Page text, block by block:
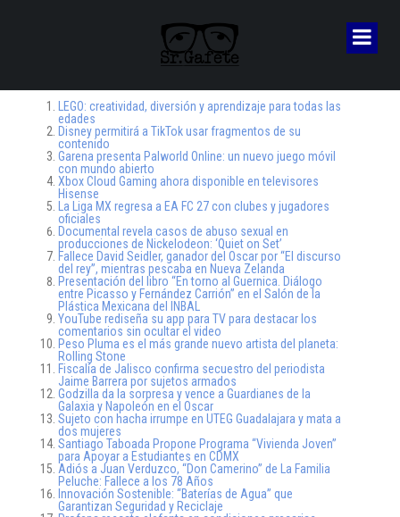
LEGO: creatividad, diversión y aprendizaje para todas las
edades
Disney permitirá a TikTok usar fragmentos de su
contenido
Garena presenta Palworld Online: un nuevo juego móvil
con mundo abierto
Xbox Cloud Gaming ahora disponible en televisores
Hisense
La Liga MX regresa a EA FC 27 con clubes y jugadores
oficiales
Documental revela casos de abuso sexual en
producciones de Nickelodeon: ‘Quiet on Set’
Fallece David Seidler, ganador del Oscar por “El discurso
del rey”, mientras pescaba en Nueva Zelanda
Presentación del libro “En torno al Guernica. Diálogo
entre Picasso y Fernández Carrión” en el Salón de la
Plástica Mexicana del INBAL
YouTube rediseña su app para TV para destacar los
comentarios sin ocultar el video
Peso Pluma es el más grande nuevo artista del planeta:
Rolling Stone
Fiscalía de Jalisco confirma secuestro del periodista
Jaime Barrera por sujetos armados
Godzilla da la sorpresa y vence a Guardianes de la
Galaxia y Napoleón en el Oscar
Sujeto con hacha irrumpe en UTEG Guadalajara y mata a
dos mujeres
Santiago Taboada Propone Programa “Vivienda Joven”
para Apoyar a Estudiantes en CDMX
Adiós a Juan Verduzco, “Don Camerino” de La Familia
Peluche: Fallece a los 78 Años
Innovación Sostenible: “Baterías de Agua” que
Garantizan Seguridad y Reciclaje